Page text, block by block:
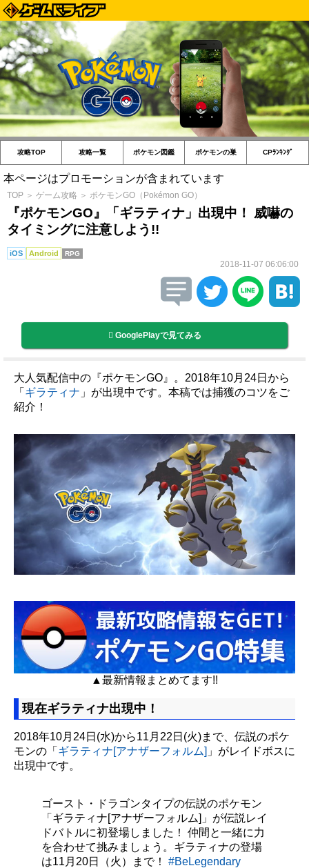
攻略TOP 攻略一覧 ポケモン図鑑 ポケモンの巣 CPﾗﾝｷﾝｸﾞ
本ページはプロモーションが含まれています
TOP ＞ ゲーム攻略 ＞ ポケモンGO（Pokémon GO）
『ポケモンGO』「ギラティナ」出現中！ 威嚇の
タイミングに注意しよう!!
iOS Android RPG
2018-11-07 06:06:00
GooglePlayで見てみる
大人気配信中の『ポケモンGO』。2018年10月24日から
「 ギラティナ 」が出現中です。本稿では捕獲のコツをご
紹介！
▲最新情報まとめてます!!
現在ギラティナ出現中！
2018年10月24日(水)から11月22日(火)まで、伝説のポケ
モンの「 ギラティナ[アナザーフォルム] 」がレイドボスに
出現中です。
ゴースト・ドラゴンタイプの伝説のポケモン
「ギラティナ[アナザーフォルム]」が伝説レイ
ドバトルに初登場しました！ 仲間と一緒に力
を合わせて挑みましょう。ギラティナの登場
は11月20日（火）まで！ #BeLegendary